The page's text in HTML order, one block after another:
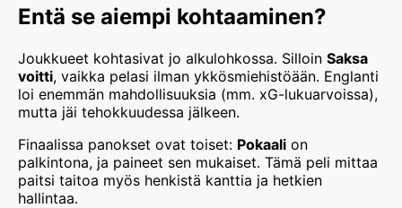
Entä se aiempi kohtaaminen?
Joukkueet kohtasivat jo alkulohkossa. Silloin Saksa
voitti, vaikka pelasi ilman ykkösmiehistöään. Englanti
loi enemmän mahdollisuuksia (mm. xG-lukuarvoissa),
mutta jäi tehokkuudessa jälkeen.
Finaalissa panokset ovat toiset: Pokaali on
palkintona, ja paineet sen mukaiset. Tämä peli mittaa
paitsi taitoa myös henkistä kanttia ja hetkien
hallintaa.